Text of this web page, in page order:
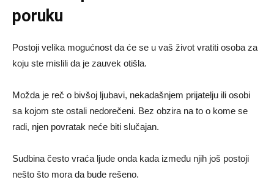
poruku
Postoji velika mogućnost da će se u vaš život vratiti osoba za
koju ste mislili da je zauvek otišla.
Možda je reč o bivšoj ljubavi, nekadašnjem prijatelju ili osobi
sa kojom ste ostali nedorečeni. Bez obzira na to o kome se
radi, njen povratak neće biti slučajan.
Sudbina često vraća ljude onda kada između njih još postoji
nešto što mora da bude rešeno.